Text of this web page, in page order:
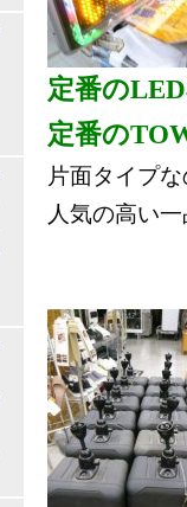
定番の
定番の
片面タイプ
人気の高い